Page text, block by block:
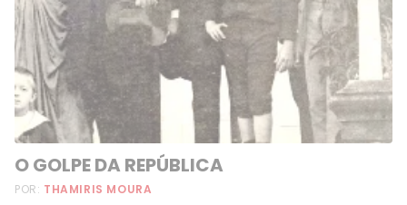
O GOLPE DA REPÚBLICA
POR: THAMIRIS MOURA